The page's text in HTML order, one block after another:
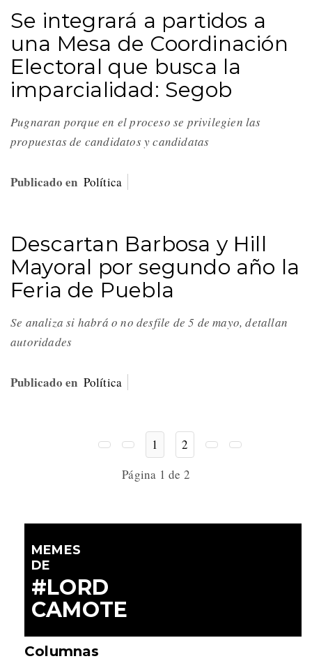
Se integrará a partidos a
una Mesa de Coordinación
Electoral que busca la
imparcialidad: Segob
Pugnaran porque en el proceso se privilegien las
propuestas de candidatos y candidatas
Publicado en Política
Descartan Barbosa y Hill
Mayoral por segundo año la
Feria de Puebla
Se analiza si habrá o no desfile de 5 de mayo, detallan
autoridades
Publicado en Política
1
2
Página 1 de 2
MEMES
DE
#LORD
CAMOTE
Columnas